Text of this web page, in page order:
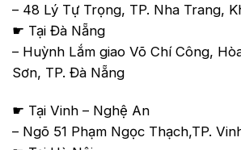
– 48 Lý Tự Trọng, TP. Nha Trang,
☛ Tại Đà Nẵng
– Huỳnh Lắm giao Võ Chí Công,
Sơn, TP. Đà Nẵng
☛ Tại Vinh – Nghệ An
– Ngõ 51 Phạm Ngọc Thạch,TP.